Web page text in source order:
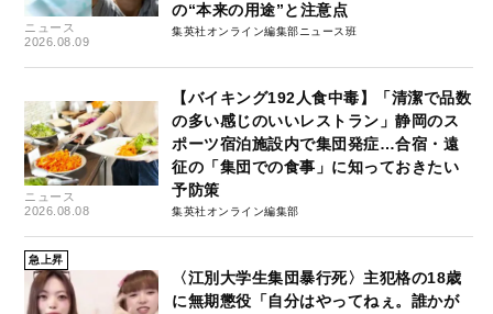
ニュース
2026.08.09
の“本来の用途”と注意点
集英社オンライン編集部ニュース班
ニュース
2026.08.08
【バイキング192人食中毒】「清潔で品数
の多い感じのいいレストラン」静岡のス
ポーツ宿泊施設内で集団発症…合宿・遠
征の「集団での食事」に知っておきたい
予防策
集英社オンライン編集部
急上昇
〈江別大学生集団暴行死〉主犯格の18歳
に無期懲役「自分はやってねぇ。誰かが